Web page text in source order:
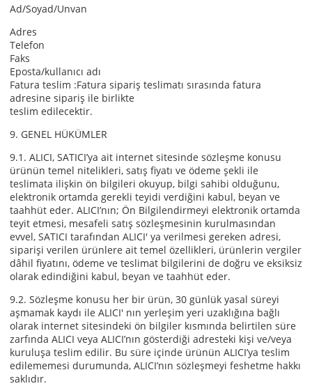
Ad/Soyad/Unvan
Adres
Telefon
Faks
Eposta/kullanıcı adı
Fatura teslim :Fatura sipariş teslimatı sırasında fatura
adresine sipariş ile birlikte
teslim edilecektir.
9. GENEL HÜKÜMLER
9.1. ALICI, SATICI’ya ait internet sitesinde sözleşme konusu
ürünün temel nitelikleri, satış fiyatı ve ödeme şekli ile
teslimata ilişkin ön bilgileri okuyup, bilgi sahibi olduğunu,
elektronik ortamda gerekli teyidi verdiğini kabul, beyan ve
taahhüt eder. ALICI’nın; Ön Bilgilendirmeyi elektronik ortamda
teyit etmesi, mesafeli satış sözleşmesinin kurulmasından
evvel, SATICI tarafından ALICI' ya verilmesi gereken adresi,
siparişi verilen ürünlere ait temel özellikleri, ürünlerin vergiler
dâhil fiyatını, ödeme ve teslimat bilgilerini de doğru ve eksiksiz
olarak edindiğini kabul, beyan ve taahhüt eder.
9.2. Sözleşme konusu her bir ürün, 30 günlük yasal süreyi
aşmamak kaydı ile ALICI' nın yerleşim yeri uzaklığına bağlı
olarak internet sitesindeki ön bilgiler kısmında belirtilen süre
zarfında ALICI veya ALICI’nın gösterdiği adresteki kişi ve/veya
kuruluşa teslim edilir. Bu süre içinde ürünün ALICI’ya teslim
edilememesi durumunda, ALICI’nın sözleşmeyi feshetme hakkı
saklıdır.